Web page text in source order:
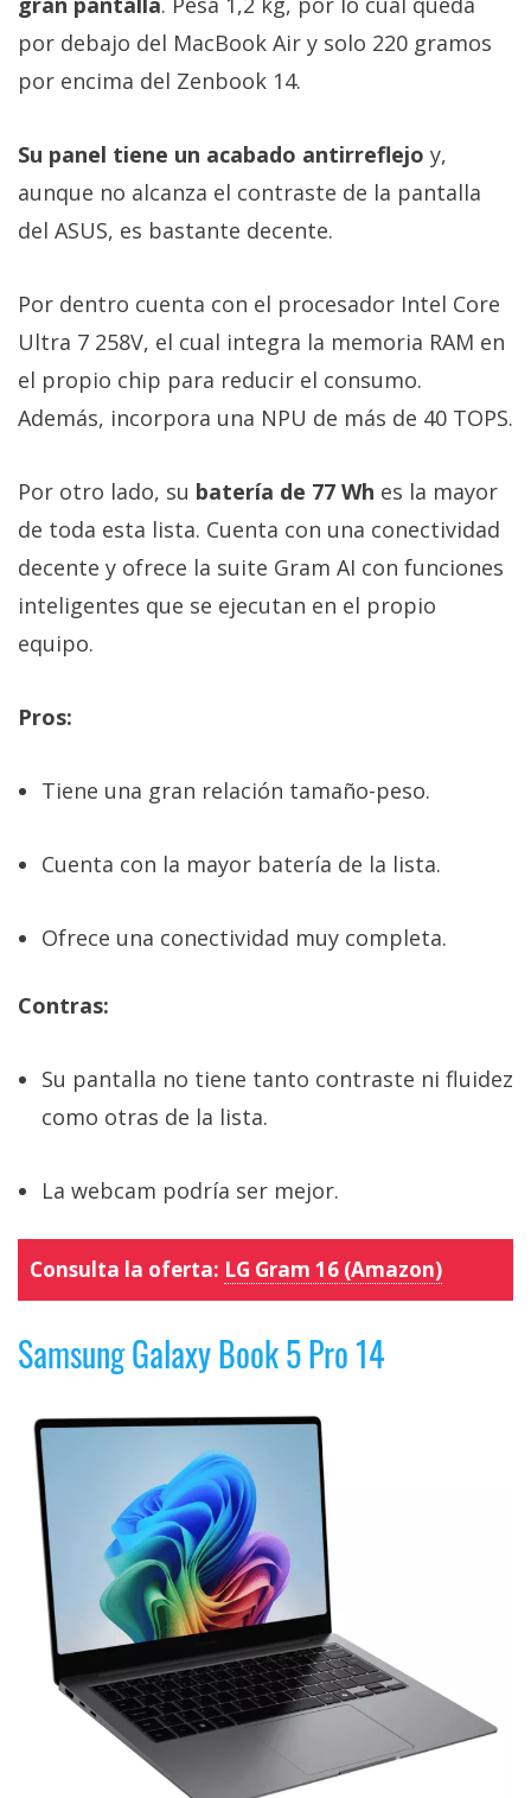
por debajo del MacBook Air y solo 220 gramos
por encima del Zenbook 14.
Su panel tiene un acabado antirreflejo y,
aunque no alcanza el contraste de la pantalla
del ASUS, es bastante decente.
Por dentro cuenta con el procesador Intel Core
Ultra 7 258V, el cual integra la memoria RAM en
el propio chip para reducir el consumo.
Además, incorpora una NPU de más de 40 TOPS.
Por otro lado, su batería de 77 Wh es la mayor
de toda esta lista. Cuenta con una conectividad
decente y ofrece la suite Gram AI con funciones
inteligentes que se ejecutan en el propio
equipo.
Pros:
Tiene una gran relación tamaño-peso.
Cuenta con la mayor batería de la lista.
Ofrece una conectividad muy completa.
Contras:
Su pantalla no tiene tanto contraste ni fluidez
como otras de la lista.
La webcam podría ser mejor.
Consulta la oferta: LG Gram 16 (Amazon)
Samsung Galaxy Book 5 Pro 14